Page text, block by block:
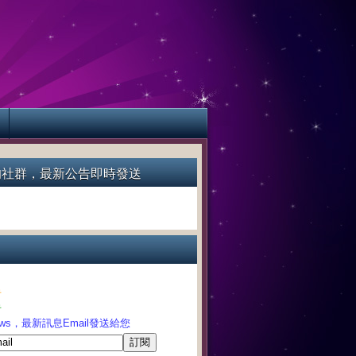
群，最新公告即時發送
，最新訊息Email發送給您